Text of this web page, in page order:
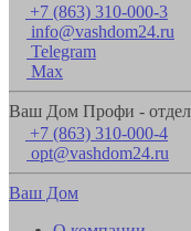
+7 (863) 310-000-3
info@vashdom24.ru
Telegram
Max
Ваш Дом Профи -
+7 (863) 310-000-4
opt@vashdom24.ru
Ваш Дом